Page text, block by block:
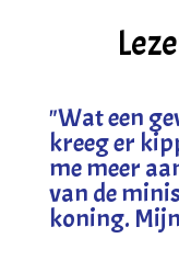
"Wat een
kreeg er
me meer
van de
koning.